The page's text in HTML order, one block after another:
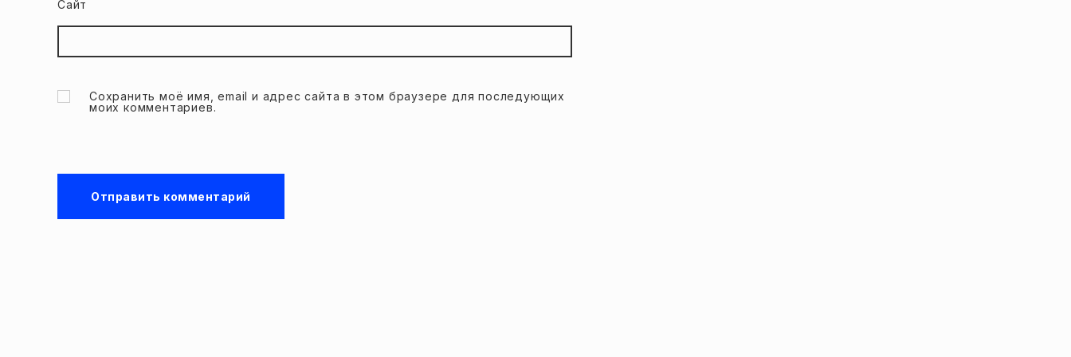
Сайт
Сохранить моё имя, email и адрес сайта в этом браузере для последующих
моих комментариев.